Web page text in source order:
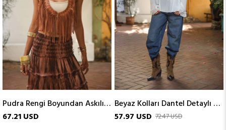
Pudra Rengi Boyundan Askılı Tasarım Deri Yelek
67.21 USD
Beyaz Kolları Dantel Detaylı Bluz
57.97 USD 72.47 USD